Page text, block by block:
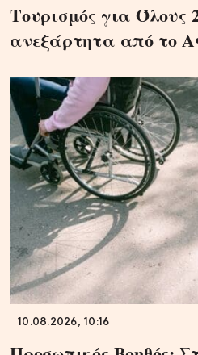
Τουρισμός για Όλους
ανεξάρτητα από το
10.08.2026, 10:16